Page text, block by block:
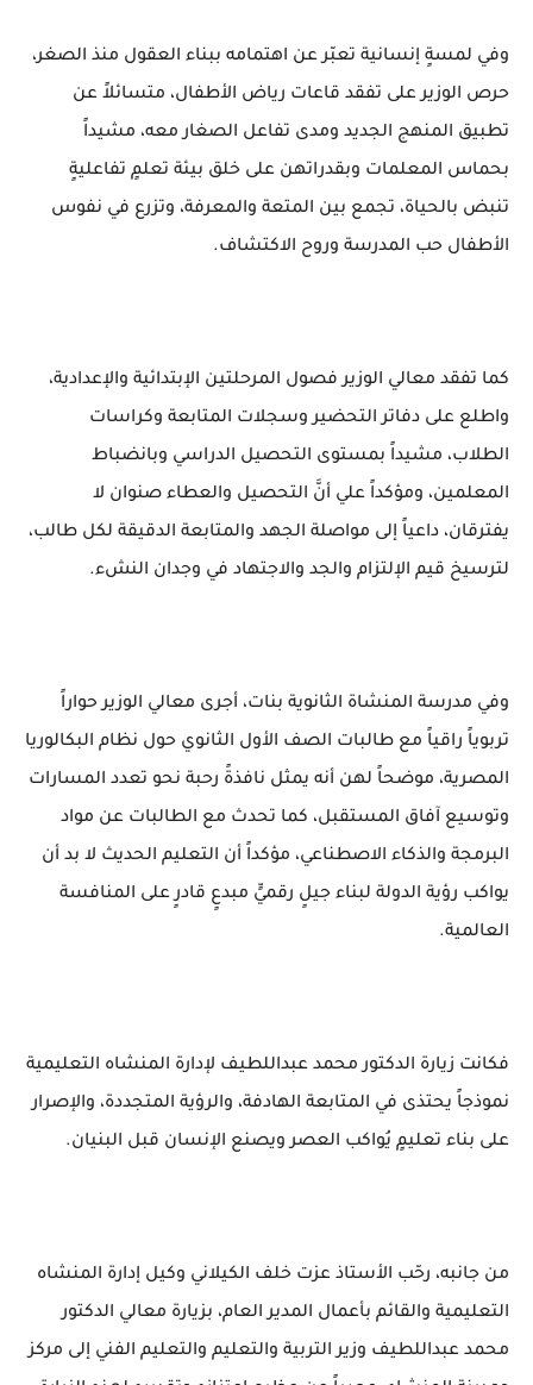
وفي لمسةٍ إنسانية تعبّر عن اهتمامه ببناء العقول منذ الصغر،
حرص الوزير على تفقد قاعات رياض الأطفال، متسائلاً عن
تطبيق المنهج الجديد ومدى تفاعل الصغار معه، مشيداً
بحماس المعلمات وبقدراتهن على خلق بيئة تعلمٍ تفاعليةٍ
تنبض بالحياة، تجمع بين المتعة والمعرفة، وتزرع في نفوس
الأطفال حب المدرسة وروح الاكتشاف.
كما تفقد معالي الوزير فصول المرحلتين الإبتدائية والإعدادية،
واطلع على دفاتر التحضير وسجلات المتابعة وكراسات
الطلاب، مشيداً بمستوى التحصيل الدراسي وبانضباط
المعلمين، ومؤكداً علي أنَّ التحصيل والعطاء صنوان لا
يفترقان، داعياً إلى مواصلة الجهد والمتابعة الدقيقة لكل طالب،
لترسيخ قيم الإلتزام والجد والاجتهاد في وجدان النشء.
وفي مدرسة المنشاة الثانوية بنات، أجرى معالي الوزير حواراً
تربوياً راقياً مع طالبات الصف الأول الثانوي حول نظام البكالوريا
المصرية، موضحاً لهن أنه يمثل نافذةً رحبة نحو تعدد المسارات
وتوسيع آفاق المستقبل، كما تحدث مع الطالبات عن مواد
البرمجة والذكاء الاصطناعي، مؤكداً أن التعليم الحديث لا بد أن
يواكب رؤية الدولة لبناء جيلٍ رقميٍّ مبدعٍ قادرٍ على المنافسة
العالمية.
فكانت زيارة الدكتور محمد عبداللطيف لإدارة المنشاه التعليمية
نموذجاً يحتذى في المتابعة الهادفة، والرؤية المتجددة، والإصرار
على بناء تعليمٍ يُواكب العصر ويصنع الإنسان قبل البنيان.
من جانبه، رحّب الأستاذ عزت خلف الكيلاني وكيل إدارة المنشاه
التعليمية والقائم بأعمال المدير العام، بزيارة معالي الدكتور
محمد عبداللطيف وزير التربية والتعليم والتعليم الفني إلى مركز